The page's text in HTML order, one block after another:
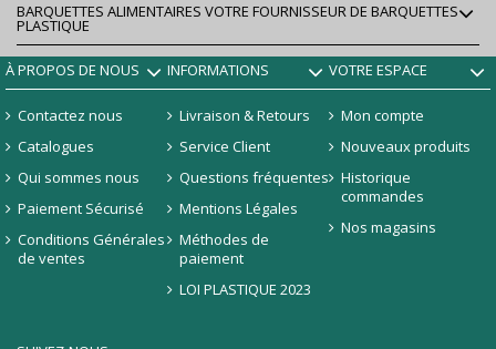
BARQUETTES ALIMENTAIRES VOTRE FOURNISSEUR DE BARQUETTES
PLASTIQUE
À PROPOS DE NOUS
Contactez nous
Catalogues
Qui sommes nous
Paiement Sécurisé
Conditions Générales
de ventes
INFORMATIONS
Livraison & Retours
Service Client
Questions fréquentes
Mentions Légales
Méthodes de
paiement
LOI PLASTIQUE 2023
VOTRE ESPACE
Mon compte
Nouveaux produits
Historique
commandes
Nos magasins